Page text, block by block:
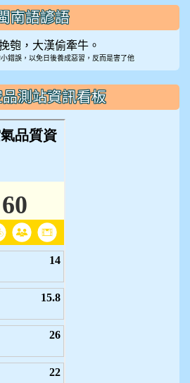
南語諺語
匏，大漢偷牽牛。
錯誤，以免日後養成惡習，反而是害了他
測站資訊看板